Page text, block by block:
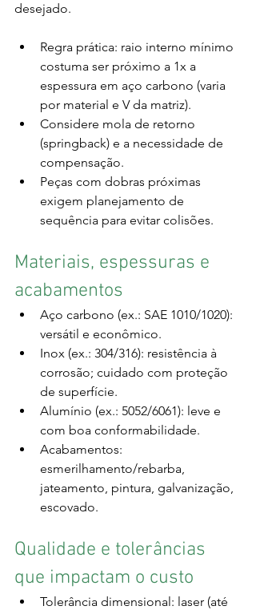
desejado.
Regra prática: raio interno mínimo
costuma ser próximo a 1x a
espessura em aço carbono (varia
por material e V da matriz).
Considere mola de retorno
(springback) e a necessidade de
compensação.
Peças com dobras próximas
exigem planejamento de
sequência para evitar colisões.
Materiais, espessuras e
acabamentos
Aço carbono (ex.: SAE 1010/1020):
versátil e econômico.
Inox (ex.: 304/316): resistência à
corrosão; cuidado com proteção
de superfície.
Alumínio (ex.: 5052/6061): leve e
com boa conformabilidade.
Acabamentos:
esmerilhamento/rebarba,
jateamento, pintura, galvanização,
escovado.
Qualidade e tolerâncias
que impactam o custo
Tolerância dimensional: laser (até